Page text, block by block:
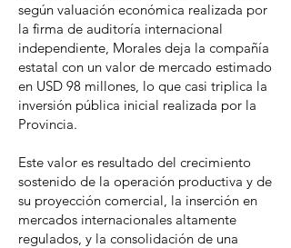
según valuación económica realizada por
la firma de auditoría internacional
independiente, Morales deja la compañía
estatal con un valor de mercado estimado
en USD 98 millones, lo que casi triplica la
inversión pública inicial realizada por la
Provincia.
Este valor es resultado del crecimiento
sostenido de la operación productiva y de
su proyección comercial, la inserción en
mercados internacionales altamente
regulados, y la consolidación de una